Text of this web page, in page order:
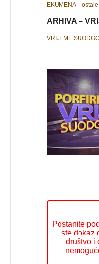
EKUMENA –
ARHIVA –
VRIJEME
Postanite
ste dokaz
društvo i